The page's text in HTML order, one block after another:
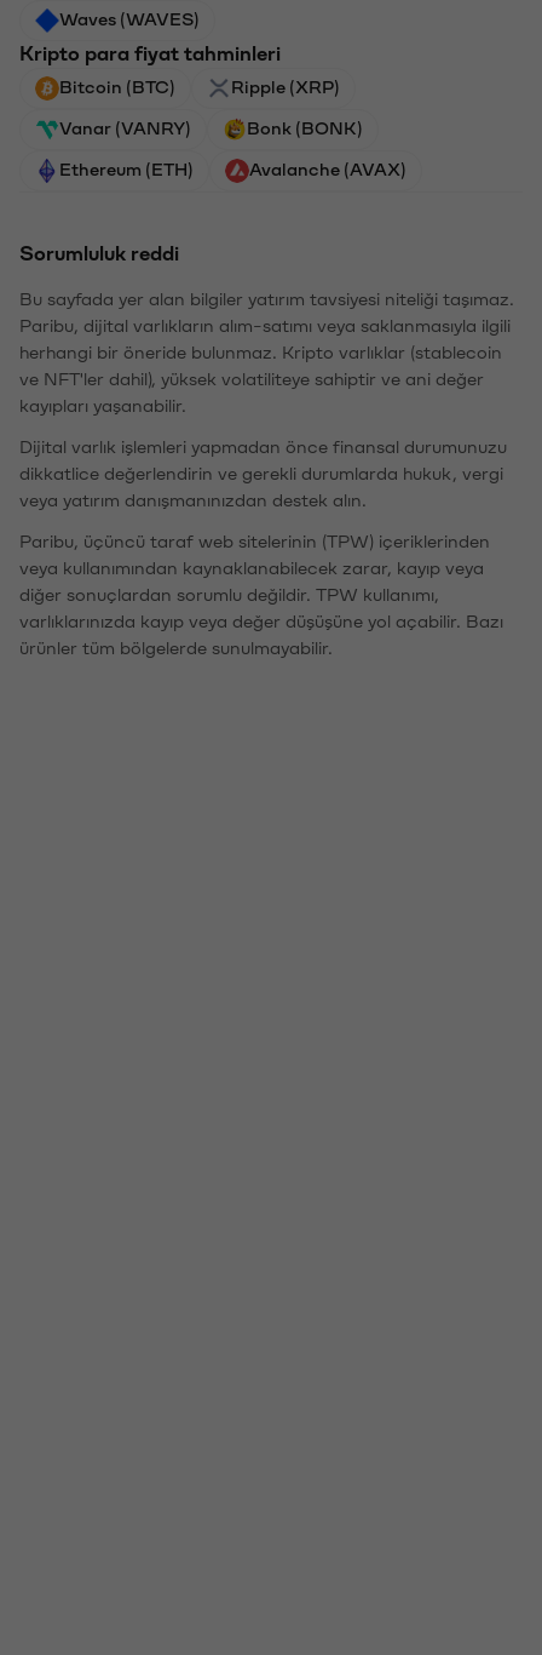
Waves (WAVES)
Kripto para fiyat tahminleri
Bitcoin (BTC) Ripple (XRP)
Vanar (VANRY) Bonk (BONK)
Ethereum (ETH) Avalanche (AVAX)
Sorumluluk reddi
Bu sayfada yer alan bilgiler yatırım tavsiyesi niteliği taşımaz.
Paribu, dijital varlıkların alım-satımı veya saklanmasıyla ilgili
herhangi bir öneride bulunmaz. Kripto varlıklar (stablecoin
ve NFT'ler dahil), yüksek volatiliteye sahiptir ve ani değer
kayıpları yaşanabilir.
Dijital varlık işlemleri yapmadan önce finansal durumunuzu
dikkatlice değerlendirin ve gerekli durumlarda hukuk, vergi
veya yatırım danışmanınızdan destek alın.
Paribu, üçüncü taraf web sitelerinin (TPW) içeriklerinden
veya kullanımından kaynaklanabilecek zarar, kayıp veya
diğer sonuçlardan sorumlu değildir. TPW kullanımı,
varlıklarınızda kayıp veya değer düşüşüne yol açabilir. Bazı
ürünler tüm bölgelerde sunulmayabilir.